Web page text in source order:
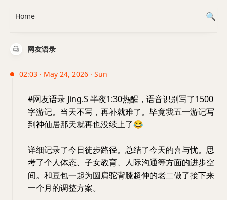
网友语录
02:03 · May 24, 2026 · Sun
#网友语录 Jing.S 半夜1:30热醒，语音识别写了1500
字游记。当天不写，再补就难了。毕竟我五一游记写
到神仙居那天就再也没续上了😂
详细记录了今日徒步路径。总结了今天的喜与忧。思
考了个人体态、子女教育、人际沟通等方面的进步空
间。和豆包一起为圆肩驼背膝超伸的老二做了接下来
一个月的调整方案。
Home